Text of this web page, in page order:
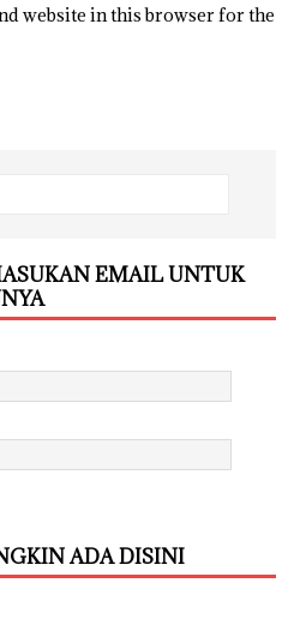
website in this browser for the
EMAIL UNTUK
ADA DISINI